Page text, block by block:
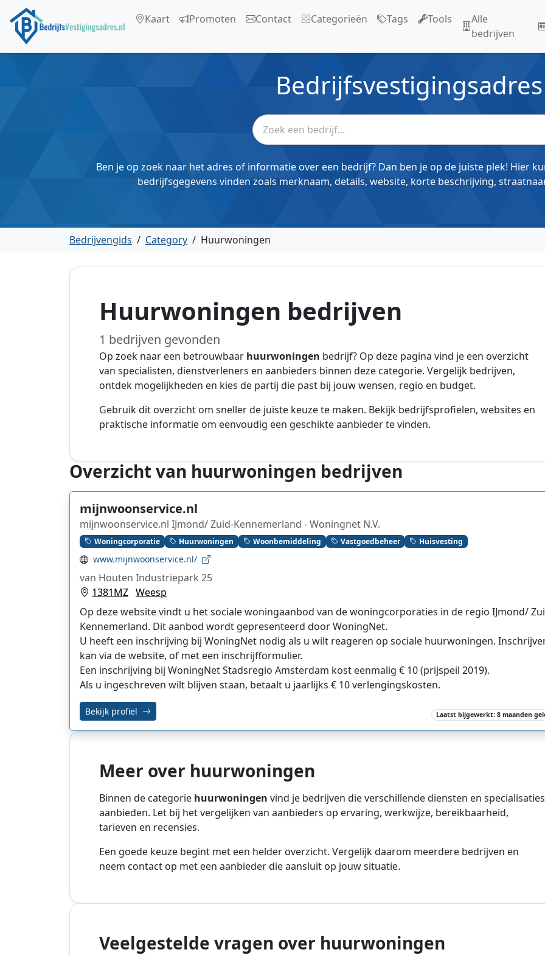
Kaart Promoten Contact Categorieën Tags Tools
Alle
bedrijven
Bedrijfsvestigingsadres
Ben je op zoek naar het adres of informatie over een bedrijf? Dan ben je op de juiste plek! Hier
bedrijfsgegevens vinden zoals merknaam, details, website, korte beschrijving,
Bedrijvengids / Category / Huurwoningen
Huurwoningen bedrijven
1 bedrijven gevonden
Op zoek naar een betrouwbaar huurwoningen bedrijf? Op deze pagina vind je een overzicht
van specialisten, dienstverleners en aanbieders binnen deze categorie. Vergelijk bedrijven,
ontdek mogelijkheden en kies de partij die past bij jouw wensen, regio en budget.
Gebruik dit overzicht om sneller de juiste keuze te maken. Bekijk bedrijfsprofielen, websites en
praktische informatie om eenvoudig een geschikte aanbieder te vinden.
Overzicht van huurwoningen bedrijven
mijnwoonservice.nl
mijnwoonservice.nl IJmond/ Zuid-Kennemerland - Woningnet N.V.
Woningcorporatie Huurwoningen Woonbemiddeling Vastgoedbeheer Huisvesting
www.mijnwoonservice.nl/
van Houten Industriepark 25
1381MZ Weesp
Op deze website vindt u het sociale woningaanbod van de woningcorporaties in de regio IJmond/
Kennemerland. Dit aanbod wordt gepresenteerd door WoningNet.
U heeft een inschrijving bij WoningNet nodig als u wilt reageren op sociale huurwoningen.
kan via de website, of met een inschrijfformulier.
Een inschrijving bij WoningNet Stadsregio Amsterdam kost eenmalig € 10 (prijspeil 2019).
Als u ingeschreven wilt blijven staan, betaalt u jaarlijks € 10 verlengingskosten.
Bekijk profiel Laatst bijgewerkt: 8 maanden
Meer over huurwoningen
Binnen de categorie huurwoningen vind je bedrijven die verschillende diensten en specialisaties
aanbieden. Let bij het vergelijken van aanbieders op ervaring, werkwijze, bereikbaarheid,
tarieven en recensies.
Een goede keuze begint met een helder overzicht. Vergelijk daarom meerdere bedrijven en
neem contact op met een aanbieder die aansluit op jouw situatie.
Veelgestelde vragen over huurwoningen